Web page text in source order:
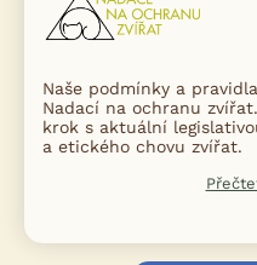
Naše podmínky a
Nadací na ochranu
krok s aktuální
a etického chovu zvířat.